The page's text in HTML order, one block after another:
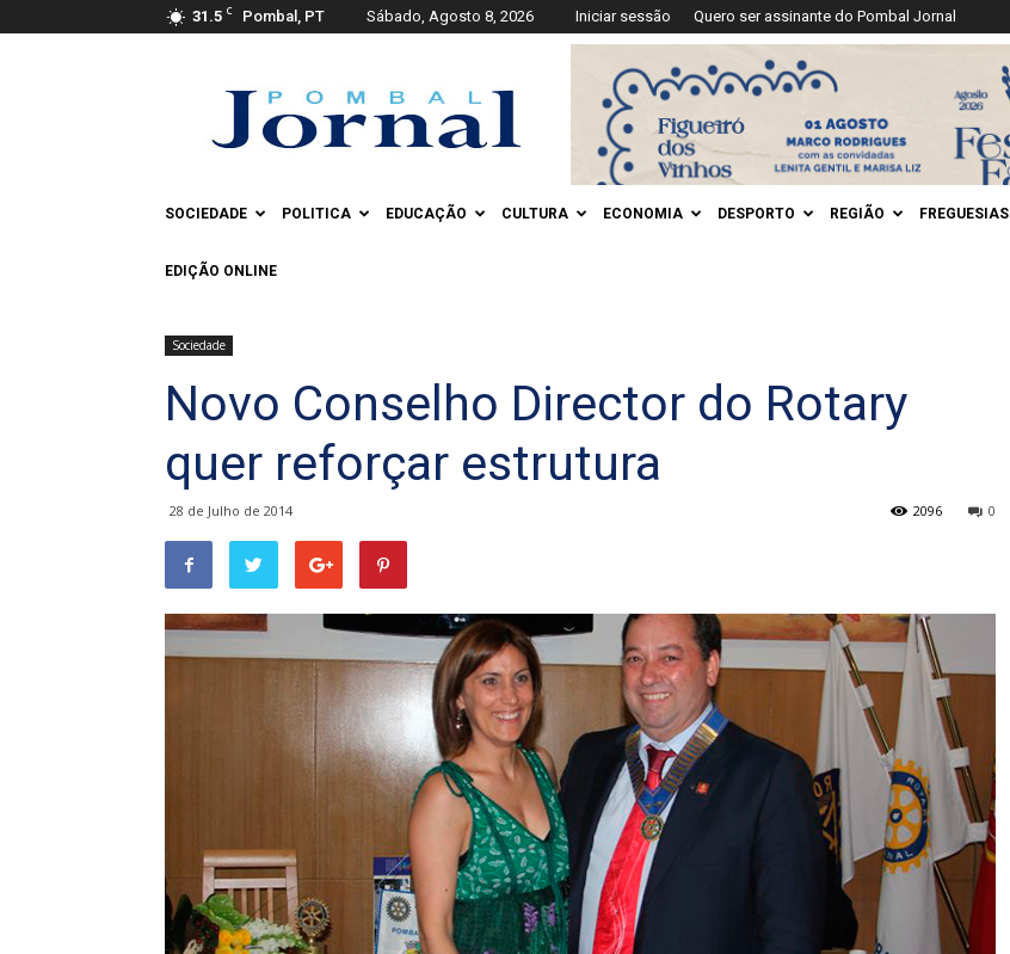
31.5 C Pombal, PT Sábado, Agosto 8, 2026 Iniciar sessão Quero ser assinante do Pombal Jornal
Jornal
SOCIEDADE POLITICA EDUCAÇÃO CULTURA ECONOMIA DESPORTO REGIÃO FREGUESIAS
EDIÇÃO ONLINE
Sociedade
Novo Conselho Director do Rotary
quer reforçar estrutura
28 de Julho de 2014 0
2096